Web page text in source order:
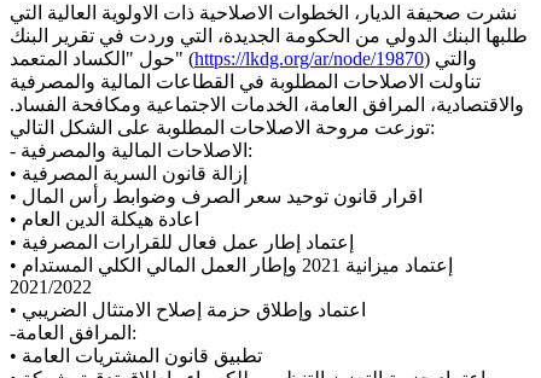
نشرت صحيفة الديار، الخطوات الاصلاحية ذات الاولوية العالية التي
طلبها البنك الدولي من الحكومة الجديدة، التي وردت في تقرير البنك
حول "الكساد المتعمد" (https://lkdg.org/ar/node/19870) والتي
تناولت الاصلاحات المطلوبة في القطاعات المالية والمصرفية
والاقتصادية، المرافق العامة، الخدمات الاجتماعية ومكافحة الفساد.
توزعت مروحة الاصلاحات المطلوبة على الشكل التالي:
- الاصلاحات المالية والمصرفية:
• إزالة قانون السرية المصرفية
• اقرار قانون توحيد سعر الصرف وضوابط رأس المال
• اعادة هيكلة الدين العام
• إعتماد إطار عمل فعال للقرارات المصرفية
• إعتماد ميزانية 2021 وإطار العمل المالي الكلي المستدام
2021/2022
• اعتماد وإطلاق حزمة إصلاح الامتثال الضريبي
-المرافق العامة:
• تطبيق قانون المشتريات العامة